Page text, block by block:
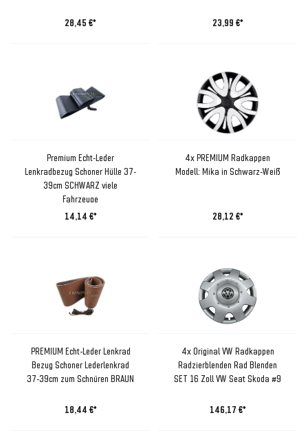
28,45 €* 23,99 €*
Premium Echt-Leder
Lenkradbezug Schoner Hülle 37-
39cm SCHWARZ viele
Fahrzeuge
14,14 €*
4x PREMIUM Radkappen
Modell: Mika in Schwarz-Weiß
28,12 €*
PREMIUM Echt-Leder Lenkrad
Bezug Schoner Lederlenkrad
37-39cm zum Schnüren BRAUN
18,44 €*
4x Original VW Radkappen
Radzierblenden Rad Blenden
SET 16 Zoll VW Seat Skoda #9
146,17 €*